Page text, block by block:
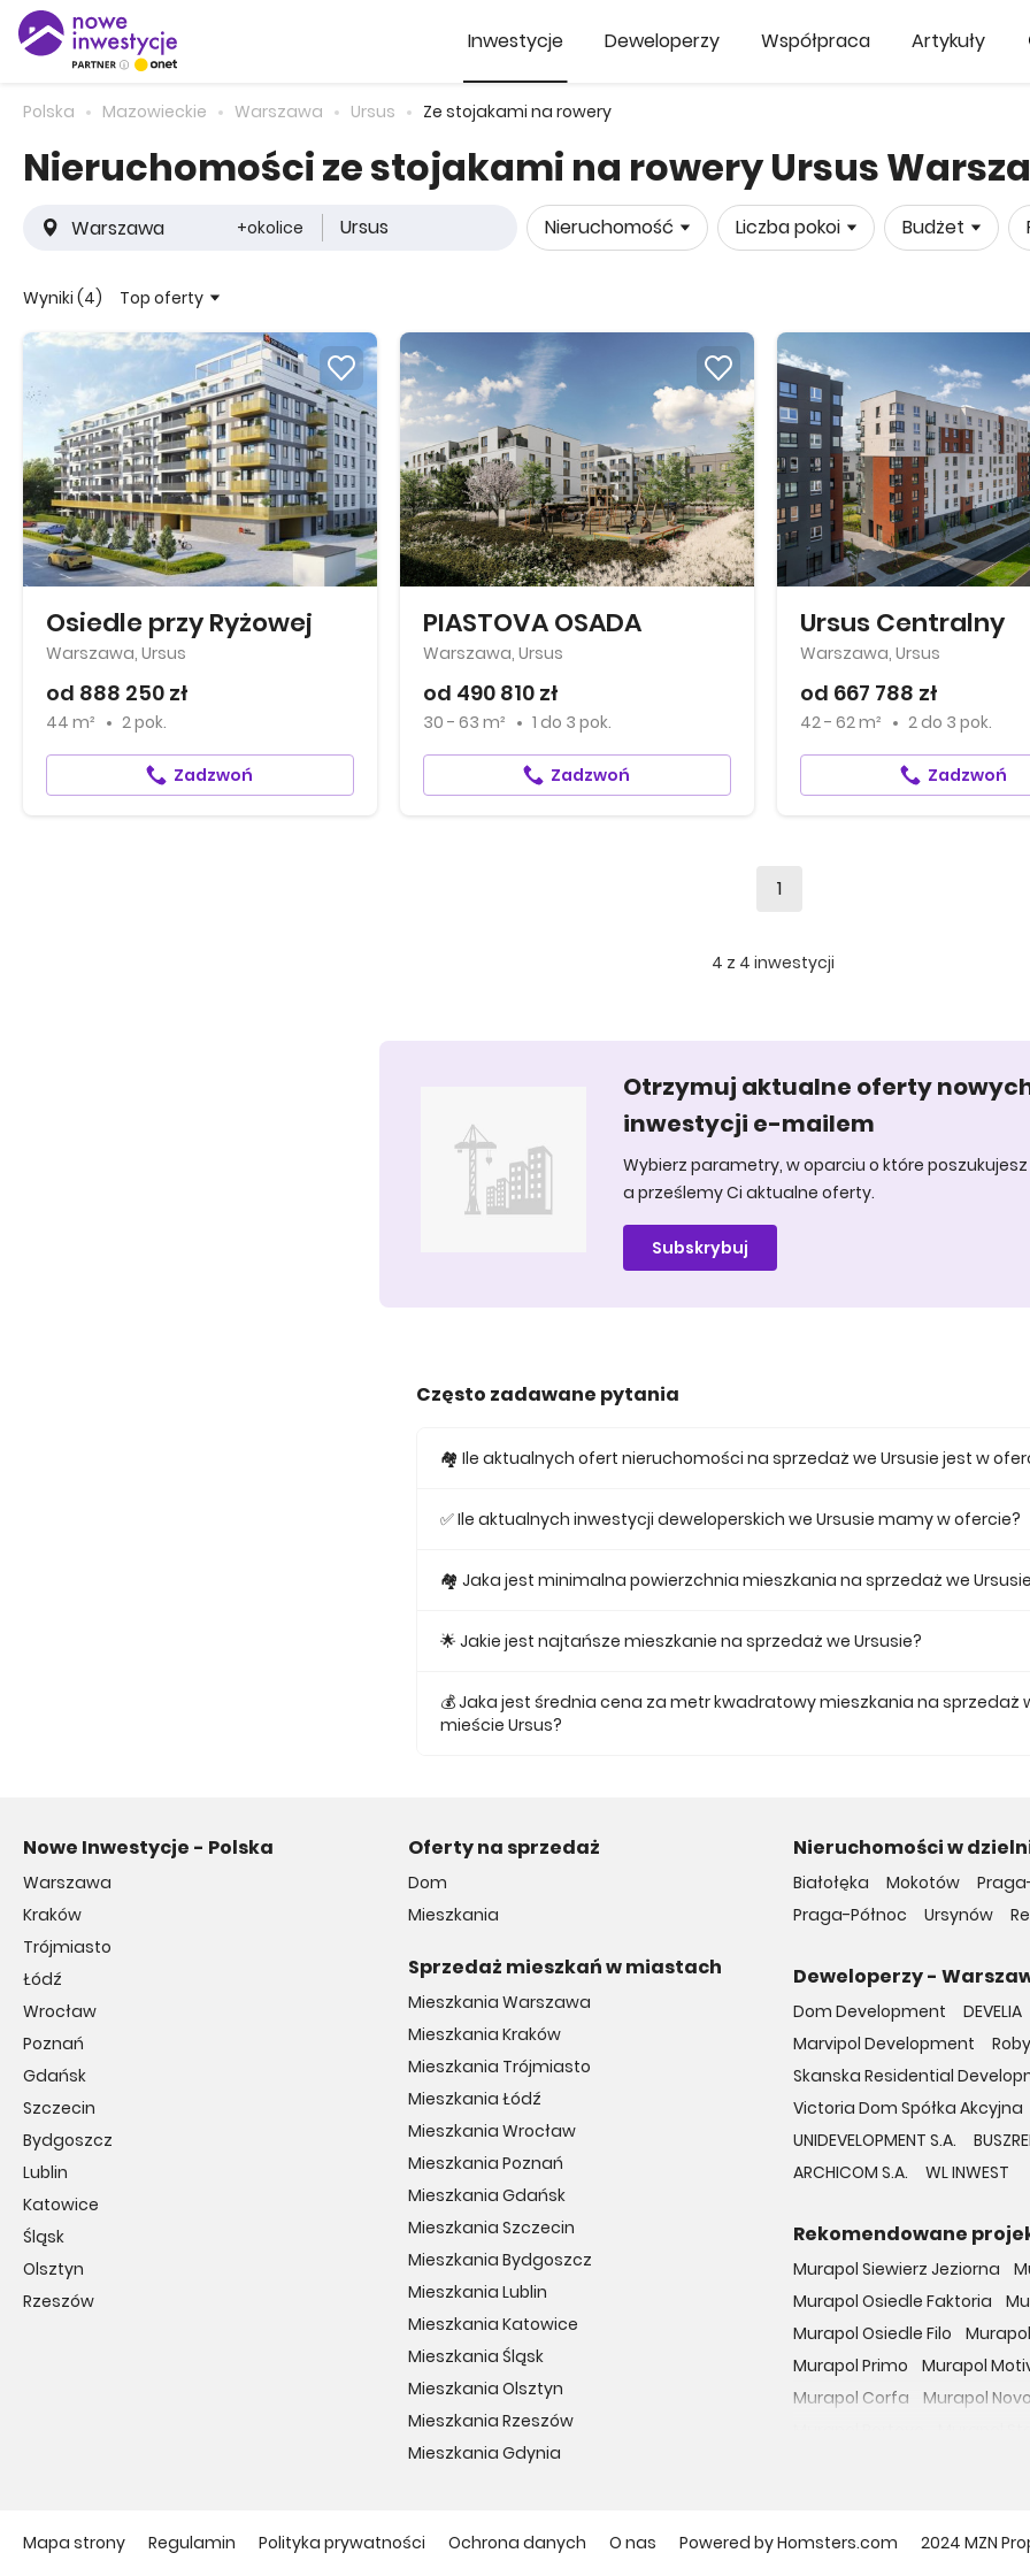
Inwestycje Deweloperzy Współpraca Artykuły
Polska Mazowieckie Warszawa Ursus Ze stojakami na rowery
Nieruchomości ze stojakami na rowery Ursus
+okolice Ursus Nieruchomość Liczba pokoi Budżet
Wyniki (4) Top oferty
Osiedle przy Ryżowej
Warszawa, Ursus
od 888 250 zł
44 m² 2 pok.
Zadzwoń
PIASTOVA OSADA
Warszawa, Ursus
od 490 810 zł
30 - 63 m² 1 do 3 pok.
Zadzwoń
Ursus Centralny
Warszawa, Ursus
od 667 788 zł
42 - 62 m² 2do 3 pok.
Zadzwoń
1
4 z 4 inwestycji
Otrzymuj aktualne oferty
inwestycji e-mailem
Wybierz parametry, w oparciu o które
a prześlemy Ci aktualne oferty.
Subskrybuj
Często zadawane pytania
🏘️ Ile aktualnych ofert nieruchomości na sprzedaż we Ursusie jest w
✅ Ile aktualnych inwestycji deweloperskich we Ursusie mamy w ofercie?
🏘 Jaka jest minimalna powierzchnia mieszkania na sprzedaż we
🌟 Jakie jest najtańsze mieszkanie na sprzedaż we Ursusie?
💰 Jaka jest średnia cena za metr kwadratowy mieszkania na sprzedaż
mieście Ursus?
Nowe Inwestycje - Polska
Warszawa
Kraków
Trójmiasto
Łódź
Wrocław
Poznań
Gdańsk
Szczecin
Bydgoszcz
Lublin
Katowice
Śląsk
Olsztyn
Rzeszów
Oferty na sprzedaż
Dom
Mieszkania
Sprzedaż mieszkań w miastach
Mieszkania Warszawa
Mieszkania Kraków
Mieszkania Trójmiasto
Mieszkania Łódź
Mieszkania Wrocław
Mieszkania Poznań
Mieszkania Gdańsk
Mieszkania Szczecin
Mieszkania Bydgoszcz
Mieszkania Lublin
Mieszkania Katowice
Mieszkania Śląsk
Mieszkania Olsztyn
Mieszkania Rzeszów
Mieszkania Gdynia
Nieruchomości w
Białołęka Mokotów
Praga-Północ
Ursynów
Deweloperzy -
Dom Development DEVELIA
Marvipol Development
Skanska Residential
Victoria Dom Spółka Akcyjna
UNIDEVELOPMENT S.A.
ARCHICOM S.A.
WL INWEST
Rekomendowane
Murapol Siewierz Jeziorna
Murapol Osiedle Faktoria
Murapol Osiedle Filo
Murapol Primo
Murapol
Murapol Corfa
Murapol Novo
Dzielnica Mieszkaniowa
Mapa strony Regulamin Polityka prywatności Ochrona danych O nas Powered by Homsters.com 2024 MZN